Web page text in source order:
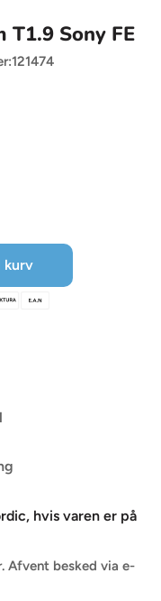
T1.9 Sony FE
121474
kurv
hvis varen er på
Afvent besked via e-